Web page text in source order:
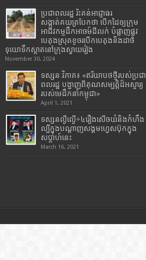
ប្រជាពលរដ្ឋ រិះគន់អាជ្ញាធរ
សង្កាត់គយត្របែកថា បើកដៃឲ្យក្រុម
អាជីវកម្មដឹកអាចម៍ដីលក់ បំផ្លាញផ្លូវ
បេតុងស្រុតខូចរបើកបេតុងនិងដាច់
ទុយោទឹកស្អាតនៅក្រុងស្វាយរៀង
November 30, 2024
ទស្សនៈវិភាគ៖ «ឥរិយាបថថ្មីរបស់ប្រជា
ពលរដ្ឋ បង្ហាញពីគុណសម្បត្តិដ៏អស្ចារ្យ
របស់មេដឹកនាំកម្ពុជា»
April 1, 2021
ទស្សនល្ងីល្ងើ÷៤រឿងសើចយំនិងកំហឹង
ល្បីក្នុងបណ្តាញសង្គមហ្វេសប៊ុកក្នុង
សប្តាហ៍នេះ
March 16, 2021